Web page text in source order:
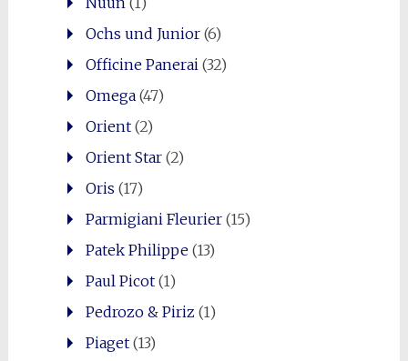
Ochs und Junior(6)
Officine Panerai (32)
Omega(47)
Orient(2)
Orient Star(2)
Oris (17)
Parmigiani Fleurier(15)
Patek Philippe(13)
Paul Picot(1)
Pedrozo & Piriz (1)
Piaget(13)